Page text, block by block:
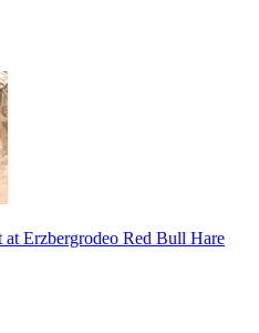
Erzbergrodeo Red Bull Hare